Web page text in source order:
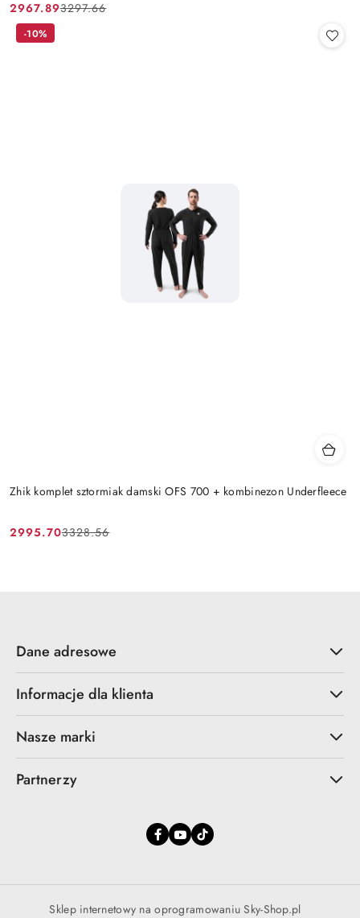
Cena
promocyjna:
2967.89
Cena
przed
3297.66
Zhik komplet sztormiak damski OFS 700 + kombinezon Underfleece
Cena
2995.70
Cena
3328.56
-10%
Dane adresowe
Informacje dla klienta
Nasze marki
Partnerzy
Sklep internetowy na oprogramowaniu Sky-Shop.pl